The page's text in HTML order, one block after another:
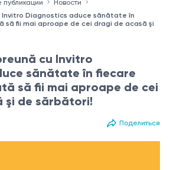
публикации
Новости
Invitro Diagnostics aduce sănătate în
să fii mai aproape de cei dragi de acasă şi
cu Invitro
sănătate în fiecare
să fii mai aproape de cei
şi de sărbători!
Поделиться